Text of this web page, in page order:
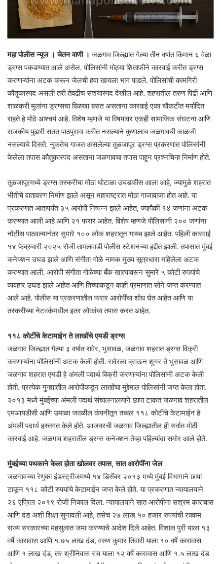
महा पोलीस न्यूज । चेतन वाणी । जळगाव जिल्ह्यात गेल्या तीन वर्षात किमान ६ वेळा
ड्रग्स पकडण्यात आले असेल. पोलिसांनी मोठ्या शिताफीने कारवाई करीत ड्रग्स
करणाऱ्यांना अटक करून जेलची हवा खायला भाग पाडले. पोलिसांची कामगिरी
कौतुकास्पद असली तरी तेवढीच संशयास्पद देखील आहे. शहरातील तरुण पिढी आणि
शाळकरी मुलांना ड्रग्सचा विळखा बसत असताना कारवाई एका चौकटीत मर्यादित
राहते हे मोठे आश्चर्य आहे. विशेष म्हणजे या विषयावर एकही सामाजिक संघटना आणि
राजकीय पुढारी सतत पाठपुरावा करीत नसल्याने कुणालाच जळगावची काळजी
नसल्याचे दिसते. नुकतेच गाजत असलेल्या तुळजापूर ड्रग्स प्रकरणात पोलिसांनी
केलेला तपास कौतुकास्पद असताना जळगावचा तपास पाहून प्रश्नचिन्ह निर्माण होते.
तुळजापूरमध्ये ड्रग्स तस्करीचा मोठा घोटाळा उघडकीस आला आहे, ज्यामुळे शहरात
भीतीचे वातावरण निर्माण झाले असून महाराष्ट्रात मोठा गाजावाजा होत आहे. या
प्रकरणात आतापर्यंत ३५ आरोपी निष्पन्न झाले आहेत, ज्यापैकी १४ जणांना अटक
करण्यात आली आहे आणि २१ फरार आहेत. विशेष म्हणजे पोलिसांनी २०० जणांना
नोटीस पाठवल्यानंतर सुमारे १०० लोक शहरातून गायब झाले आहेत. पहिली कारवाई
१४ फेब्रुवारी २०२५ रोजी तामलवाडी पोलीस स्टेशनच्या हद्दीत झाली. तपासात मुंबई
कनेक्शन उघड झाले आणि संगीता गोळे नामक मुख्य सूत्रधारा महिलेला अटक
करण्यात आली. आरोपी संगीता गोळेच्या बँक खात्यावरून सुमारे ५ कोटी रुपयांचे
व्यवहार उघड झाले आहेत आणि तिच्याकडून काही प्रमाणात सोने जप्त करण्यात
आले आहे. पोलीस या प्रकरणातील फरार आरोपींचा शोध घेत आहेत आणि या
तस्करीच्या नेटवर्कमधील इतर लोकांचा तपास करत आहेत.
११८ कोटींचे केटामाईन ते लाखोंचे एमडी ड्रग्स
जळगाव जिल्ह्यात गेल्या ३ वर्षात रावेर, भुसावळ, जळगाव शहरात ड्रग्स विक्री
करणाऱ्यांना पोलिसांनी अटक केली होती. रावेरला ब्राऊन शुगर ते भुसावळ आणि
जळगाव शहरात एमडी हे अंमली पदार्थ विक्री करणाऱ्यांना पोलिसांनी अटक केली
होती. प्रत्येक गुन्ह्यातील आरोपीकडून लाखोंचा मुद्देमाल पोलिसांनी जप्त केला होता.
२०१३ मध्ये मुंबईच्या अंमली पदार्थ संचालनालयाने छापा टाकत जळगाव शहरातील
एमआयडीसी आणि उमाळा जवळील कंपनीतून तब्बल ११८ कोटींचे केटामाईन हे
अंमली पदार्थ हस्तगत केले होते. आजवरची जळगाव जिल्ह्यातील ही सर्वात मोठी
कारवाई आहे. जळगाव शहरातील ड्रग्स कनेक्शन तेव्हा पहिल्यांदा समोर आले होते.
मुंबईच्या पथकाने केला होता खोलवर तपास, सात आरोपींना जेल
जळगावच्या रेणुका इंडस्ट्रीजमध्ये १४ डिसेंबर २०१३ मध्ये मुंबई विभागाने छापा
टाकून ११८ कोटी रुपयांचे केटामाईन जप्त केले होते. या प्रकरणात न्यायालयाने
२६ एप्रिल २०१९ रोजी निकाल दिला. न्यायालयाने सात आरोपींना सश्रम कारावास
आणि दंड अशी शिक्षा सुनावली आहे, तसेच २७ लाख ५० हजार रुपयांची रक्कम
राज्य सरकारच्या महसुलात जमा करण्याचे आदेश दिले आहेत. विशाल पुरी याला १३
वर्षे कारावास आणि १.७५ लाख दंड, वरुण कुमार तिवारी याला १० वर्षे कारावास
आणि १ लाख दंड, तर श्रीनिवास राव याला १२ वर्षे कारावास आणि १.५ लाख दंड